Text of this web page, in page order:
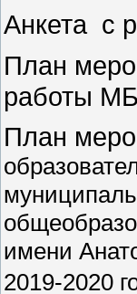
Анкета с
План
работы
План
имени
2019-2020